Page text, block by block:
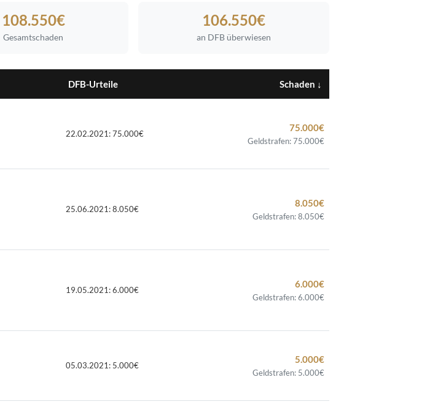
108.550€
Gesamtschaden
106.550€
an DFB überwiesen
DFB-Urteile Schaden ↓
22.02.2021: 75.000€
75.000€
Geldstrafen: 75.000€
25.06.2021: 8.050€
8.050€
Geldstrafen: 8.050€
19.05.2021: 6.000€
6.000€
Geldstrafen: 6.000€
05.03.2021: 5.000€
5.000€
Geldstrafen: 5.000€